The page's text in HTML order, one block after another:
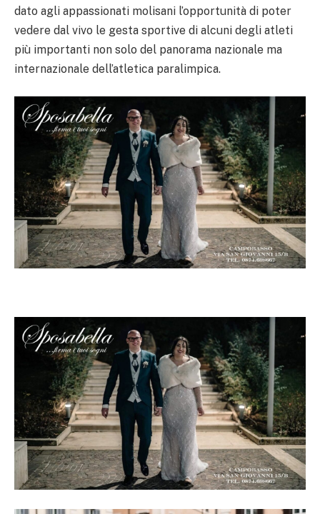
dato agli appassionati molisani l’opportunità di poter
vedere dal vivo le gesta sportive di alcuni degli atleti
più importanti non solo del panorama nazionale ma
internazionale dell’atletica paralimpica.